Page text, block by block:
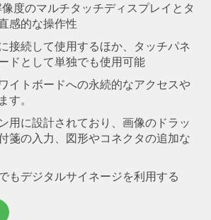
度のマルチタッチディスプレイとタ
感的な操作性
接続して使用するほか、タッチパネ
ドとして単独でも使用可能
イトボードへの永続的なアクセスや
す。
用に設計されており、画像のドラッ
箋の入力、図形やコネクタの追加な
もデジタルサイネージを利用する